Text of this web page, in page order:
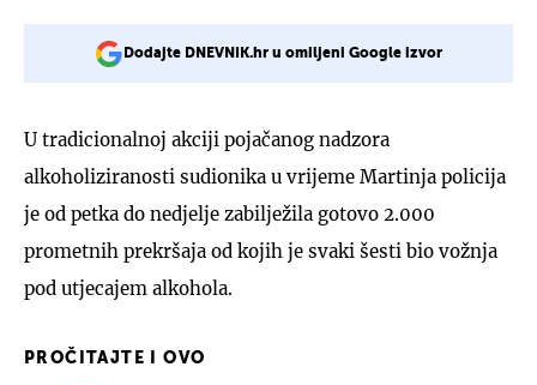
Dodajte DNEVNIK.hr u omiljeni Google izvor
U tradicionalnoj akciji pojačanog nadzora
alkoholiziranosti sudionika u vrijeme Martinja policija
je od petka do nedjelje zabilježila gotovo 2.000
prometnih prekršaja od kojih je svaki šesti bio vožnja
pod utjecajem alkohola.
PROČITAJTE I OVO